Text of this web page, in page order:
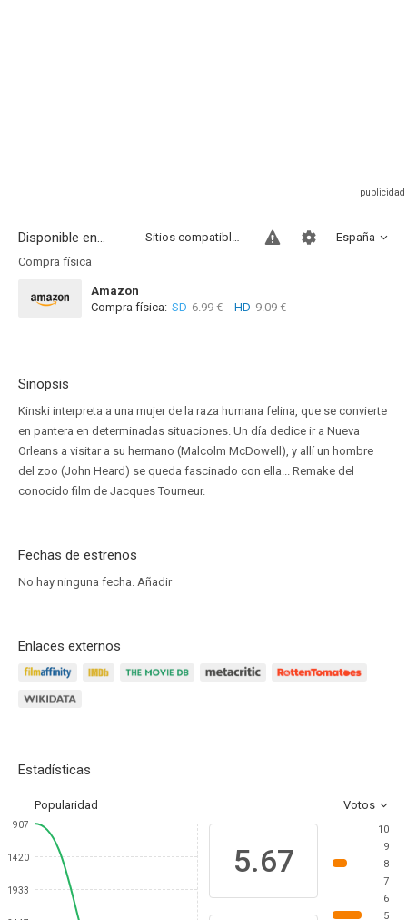
Disponible en... España
Sitios compatibles
Compra física
Amazon
Compra física: SD 6.99 € HD 9.09 €
Sinopsis
Kinski interpreta a una mujer de la raza humana felina, que se convierte
en pantera en determinadas situaciones. Un día dedice ir a Nueva
Orleans a visitar a su hermano (Malcolm McDowell), y allí un hombre
del zoo (John Heard) se queda fascinado con ella... Remake del
conocido film de Jacques Tourneur.
Fechas de estrenos
No hay ninguna fecha. Añadir
Enlaces externos
Estadísticas
Popularidad Votos
907
1420
1933
5.67
10
9
8
7
6
5